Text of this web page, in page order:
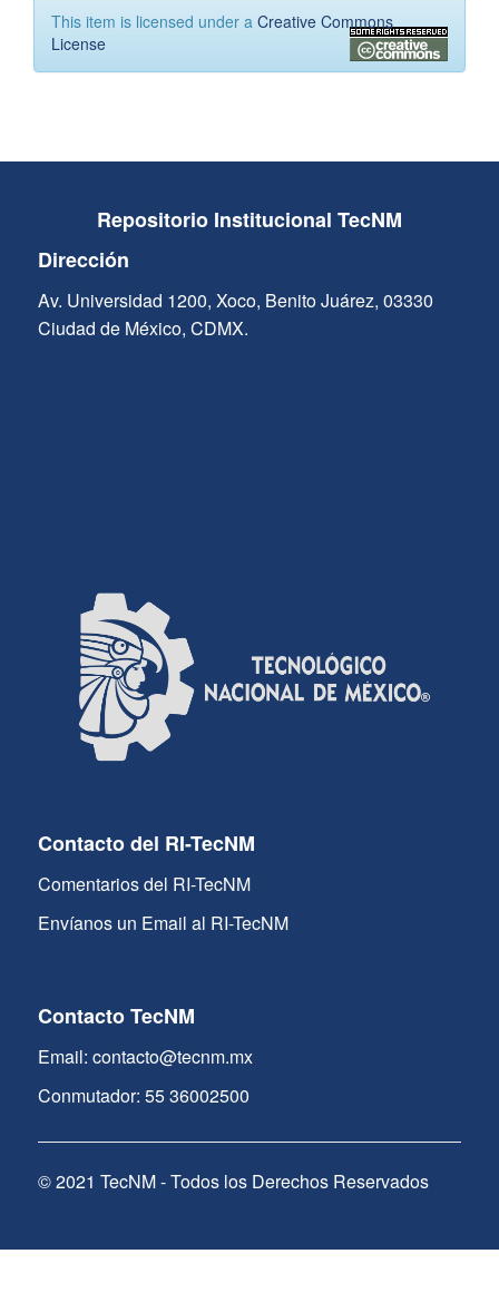
This item is licensed under a Creative Commons
License
Repositorio Institucional TecNM
Dirección
Av. Universidad 1200, Xoco, Benito Juárez, 03330
Ciudad de México, CDMX.
Contacto del RI-TecNM
Comentarios del RI-TecNM
Envíanos un Email al RI-TecNM
Contacto TecNM
Email: contacto@tecnm.mx
Conmutador: 55 36002500
© 2021 TecNM - Todos los Derechos Reservados